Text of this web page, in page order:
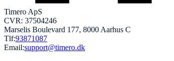
Timero ApS
CVR: 37504246
Marselis Boulevard 177, 8000 Aarhus C
Tlf:93871087
Email:support@timero.dk